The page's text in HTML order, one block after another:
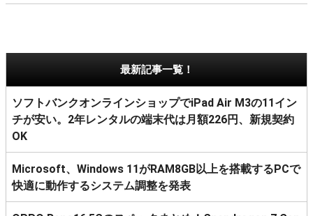
最新記事一覧！
ソフトバンクオンラインショップでiPad Air M3の11イン
チが安い。2年レンタルの端末代は月額226円、新規契約
OK
Microsoft、Windows 11がRAM8GB以上を搭載するPCで
快適に動作するシステム調整を発表